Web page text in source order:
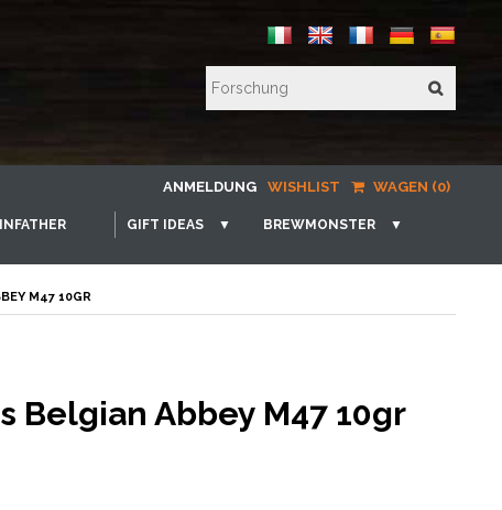
ANMELDUNG WISHLIST WAGEN (0)
GIFT IDEAS ▼ BREWMONSTER
▼
M47 10GR
Belgian Abbey M47 10gr